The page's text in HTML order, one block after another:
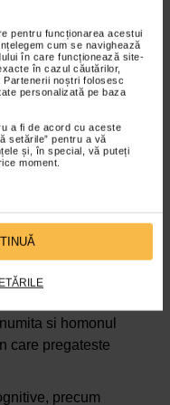
pentru funcționarea acestui
cum se navighează
în care funcționează site-
în cazul căutărilor,
noștri folosesc
personalizată pe baza
a fi de acord cu aceste
setările” pentru a vă
și, în special, vă puteți
moment.
imbunatateste
oboseala, reduce
De asemenea,
dupa efort
in mod natural de
de pui, ouale si
si homonul
care pregateste
precum